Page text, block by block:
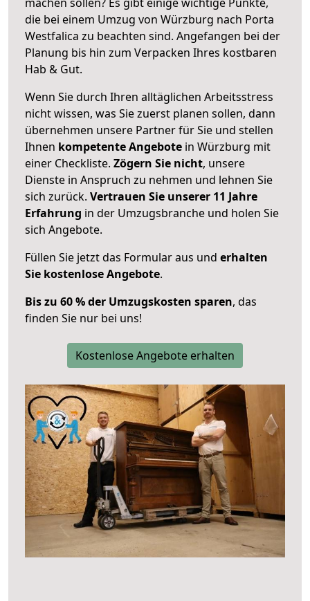
die bei einem Umzug von Würzburg nach Porta
Westfalica zu beachten sind. Angefangen bei der
Planung bis hin zum Verpacken Ihres kostbaren
Hab & Gut.
Wenn Sie durch Ihren alltäglichen Arbeitsstress
nicht wissen, was Sie zuerst planen sollen, dann
übernehmen unsere Partner für Sie und stellen
Ihnen kompetente Angebote in Würzburg mit
einer Checkliste. Zögern Sie nicht, unsere
Dienste in Anspruch zu nehmen und lehnen Sie
sich zurück. Vertrauen Sie unserer 11 Jahre
Erfahrung in der Umzugsbranche und holen Sie
sich Angebote.
Füllen Sie jetzt das Formular aus und erhalten
Sie kostenlose Angebote.
Bis zu 60 % der Umzugskosten sparen, das
finden Sie nur bei uns!
Kostenlose Angebote erhalten